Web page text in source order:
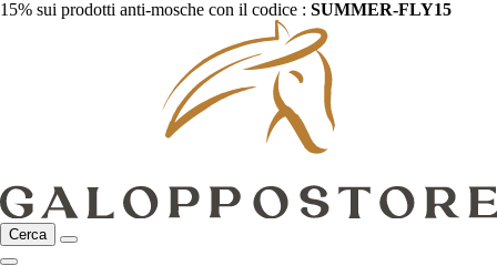
15% sui prodotti anti-mosche con il codice : SUMMER-FLY15
Cerca